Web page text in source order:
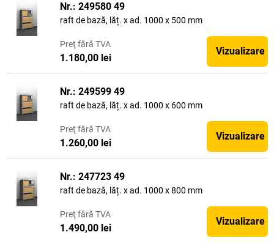
Nr.: 249580 49
raft de bază, lăț. x ad. 1000 x 500 mm
Preţ fără TVA
1.180,00 lei
Vizualizare
Nr.: 249599 49
raft de bază, lăț. x ad. 1000 x 600 mm
Preţ fără TVA
1.260,00 lei
Vizualizare
Nr.: 247723 49
raft de bază, lăț. x ad. 1000 x 800 mm
Preţ fără TVA
1.490,00 lei
Vizualizare